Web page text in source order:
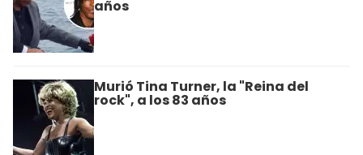
años
Murió Tina Turner, la "Reina del
rock", a los 83 años